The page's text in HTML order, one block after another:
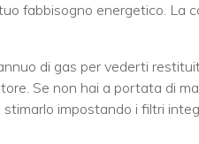
fabbisogno energetico. La
di gas per vederti
Se non hai a portata di
stimarlo impostando i filtri